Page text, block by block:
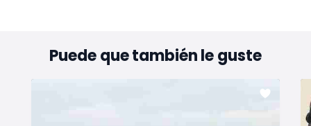
Puede que también le guste